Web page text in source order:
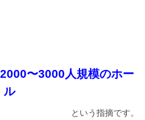
〜3000人規模のホー
ル
という指摘です。